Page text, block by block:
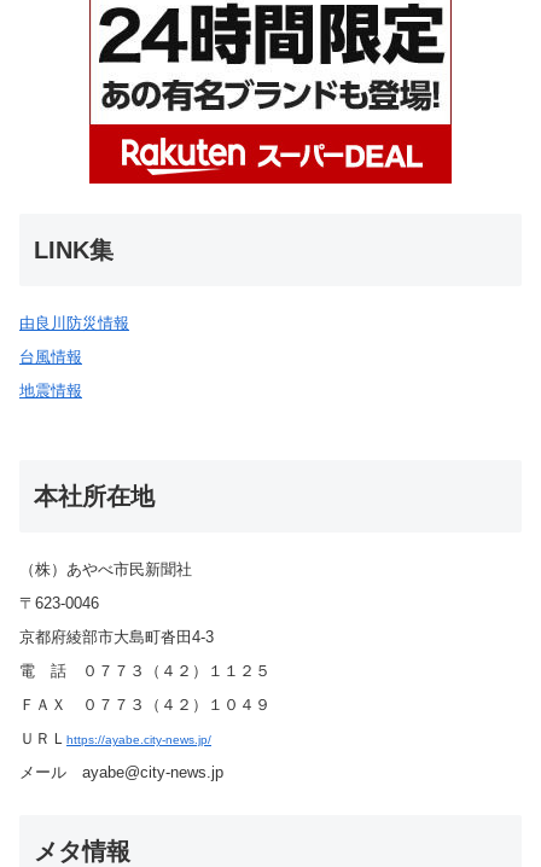
LINK集
由良川防災情報
台風情報
地震情報
本社所在地
（株）あやべ市民新聞社
〒623-0046
京都府綾部市大島町沓田4-3
電 話 ０７７３（４２）１１２５
ＦＡＸ ０７７３（４２）１０４９
ＵＲＬ
https://ayabe.city-news.jp/
メール ayabe@city-news.jp
メタ情報